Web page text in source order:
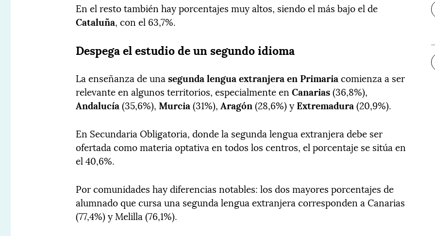
En el resto también hay porcentajes muy altos, siendo el más bajo el de
Cataluña, con el 63,7%.
Despega el estudio de un segundo idioma
La enseñanza de unasegunda lengua extranjera en Primariacomienza a ser
relevante en algunos territorios, especialmente enCanarias(36,8%),
Andalucía(35,6%), Murcia(31%),Aragón(28,6%) y Extremadura(20,9%).
En Secundaria Obligatoria, donde la segunda lengua extranjera debe ser
ofertada como materia optativa en todos los centros, el porcentaje se sitúa en
el 40,6%.
Por comunidades hay diferencias notables: los dos mayores porcentajes de
alumnado que cursa una segunda lengua extranjera corresponden a Canarias
(77,4%) y Melilla (76,1%).